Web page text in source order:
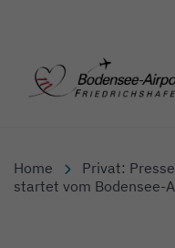
Home Privat:
startet vom Bodensee-